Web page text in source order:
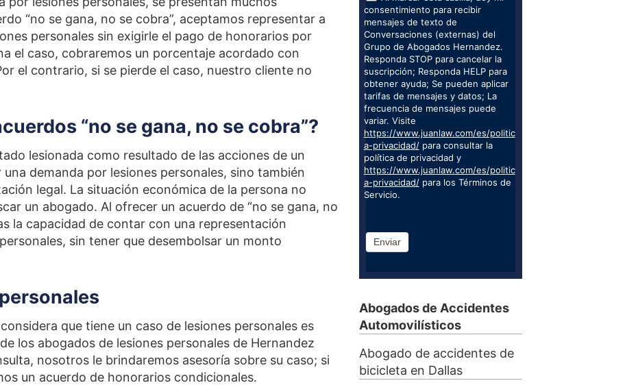
“no se gana, no se cobra”, aceptamos representar a
personales sin exigirle el pago de honorarios por
el caso, cobraremos un porcentaje acordado con
el contrario, si se pierde el caso, nuestro cliente no
“no se gana, no se cobra”?
lesionada como resultado de las acciones de un
demanda por lesiones personales, sino también
legal. La situación económica de la persona no
un abogado. Al ofrecer un acuerdo de “no se gana, no
la capacidad de contar con una representación
sin tener que desembolsar un monto
que tiene un caso de lesiones personales es
los abogados de lesiones personales de Hernandez
nosotros le brindaremos asesoría sobre su caso; si
un acuerdo de honorarios condicionales.
consentimiento para recibir
mensajes de texto de
Conversaciones (externas) del
Grupo de Abogados Hernandez.
Responda STOP para cancelar la
suscripción; Responda HELP para
obtener ayuda; Se pueden aplicar
tarifas de mensajes y datos; La
frecuencia de mensajes puede
variar. Visite
https://www.juanlaw.com/es/politic
a-privacidad/para consultar la
política de privacidad y
https://www.juanlaw.com/es/politic
a-privacidad/para los Términos de
Servicio.
Enviar
Abogados de Accidentes
Automovilísticos
Abogado de accidentes de
bicicleta en Dallas